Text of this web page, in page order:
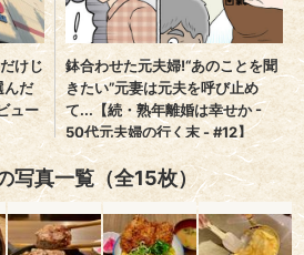
写真一覧（全15枚）